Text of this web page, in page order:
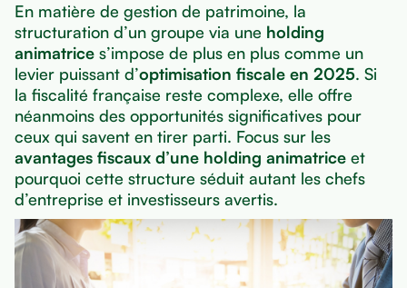
En matière de gestion de patrimoine, la
structuration d’un groupe via une holding
animatrice s’impose de plus en plus comme un
levier puissant d’optimisation fiscale en 2025. Si
la fiscalité française reste complexe, elle offre
néanmoins des opportunités significatives pour
ceux qui savent en tirer parti. Focus sur les
avantages fiscaux d’une holding animatrice et
pourquoi cette structure séduit autant les chefs
d’entreprise et investisseurs avertis.